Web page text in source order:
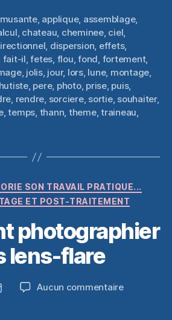
, applique, assemblage,
, chateau, cheminee, ciel,
, dispersion, effets,
fait-il,fetes, flou,fond, fortement,
, jolis, jour, lors, lune, montage,
, pere, photo, prise, puis,
, rendre, sorciere, sortie, souhaiter,
,temps, thann, theme,traineau,
Catégories
SON TRAVAIL PRATIQUE...
ET POST-TRAITEMENT
photographier
lens-flare
Aucun commentairesur